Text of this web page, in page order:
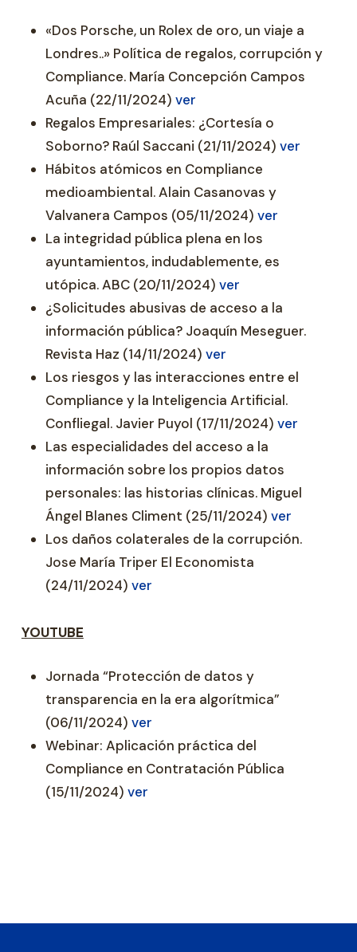
«Dos Porsche, un Rolex de oro, un viaje a
Londres..» Política de regalos, corrupción y
Compliance. María Concepción Campos
Acuña (22/11/2024) ver
Regalos Empresariales: ¿Cortesía o
Soborno? Raúl Saccani (21/11/2024) ver
Hábitos atómicos en Compliance
medioambiental. Alain Casanovas y
Valvanera Campos (05/11/2024) ver
La integridad pública plena en los
ayuntamientos, indudablemente, es
utópica. ABC (20/11/2024) ver
¿Solicitudes abusivas de acceso a la
información pública? Joaquín Meseguer.
Revista Haz (14/11/2024) ver
Los riesgos y las interacciones entre el
Compliance y la Inteligencia Artificial.
Confliegal. Javier Puyol (17/11/2024) ver
Las especialidades del acceso a la
información sobre los propios datos
personales: las historias clínicas. Miguel
Ángel Blanes Climent (25/11/2024) ver
Los daños colaterales de la corrupción.
Jose María Triper El Economista
(24/11/2024) ver
YOUTUBE
Jornada “Protección de datos y
transparencia en la era algorítmica”
(06/11/2024) ver
Webinar: Aplicación práctica del
Compliance en Contratación Pública
(15/11/2024) ver